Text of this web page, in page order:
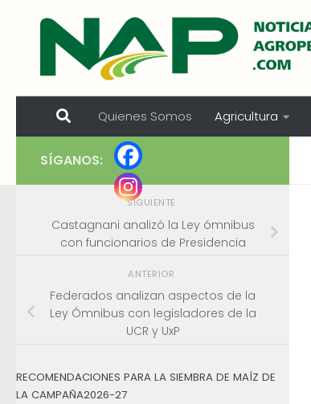
Skip to content
Quienes Somos Agricultura
SÍGANOS:
SIGUIENTE
Castagnani analizó la Ley ómnibus
con funcionarios de Presidencia
ANTERIOR
Federados analizan aspectos de la
Ley Ómnibus con legisladores de la
UCR y UxP
RECOMENDACIONES PARA LA SIEMBRA DE MAÍZ DE
LA CAMPAÑA2026-27